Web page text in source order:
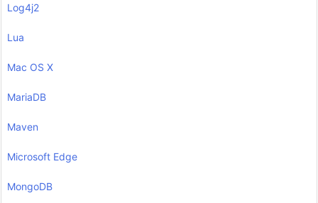
Log4j2
Lua
Mac OS X
MariaDB
Maven
Microsoft Edge
MongoDB